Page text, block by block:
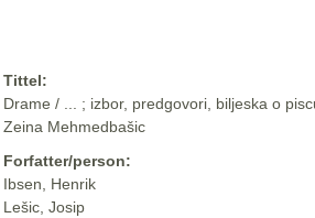
Tittel:
Drame / ... ; izbor, predgovori, biljeska o
Zeina Mehmedbašic
Forfatter/person:
Ibsen, Henrik
Lešic, Josip